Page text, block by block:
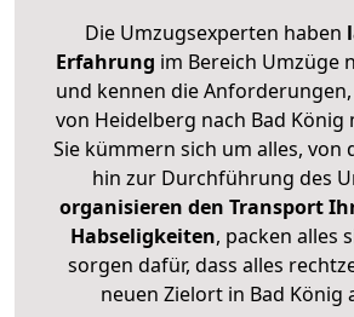
Die Umzugsexperten haben
Erfahrung im Bereich Umzüge
und kennen die
von Heidelberg nach Bad
Sie kümmern sich um alles, von
hin zur Durchführung des
organisieren den Transport
Habseligkeiten, packen alles
sorgen dafür, dass alles
neuen Zielort in Bad König